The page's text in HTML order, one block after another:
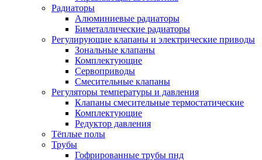
Радиаторы
Алюминиевые радиаторы
Биметаллические радиаторы
Регулирующие клапаны и электрические приводы
Зональные клапаны
Комплектующие
Сервоприводы
Смесительные клапаны
Регуляторы температуры и давления
Клапаны смесительные термостатические
Комплектующие
Редуктор давления
Тёплые полы
Трубы
Гофрированные трубы пнд